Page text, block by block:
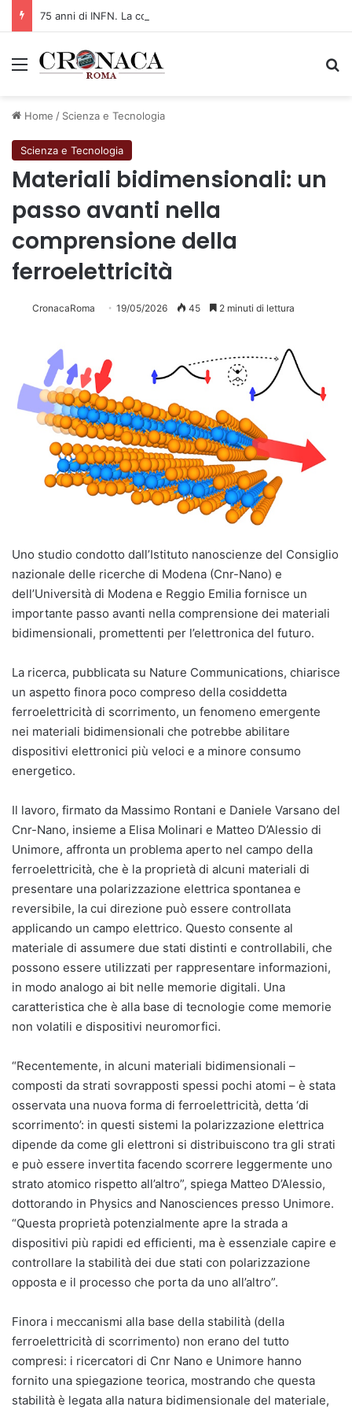
Menu
Home / Scienza e Tecnologia
Scienza e Tecnologia
Materiali bidimensionali: un
passo avanti nella
comprensione della
ferroelettricità
CronacaRoma 19/05/2026 45 2 minuti di lettura
Uno studio condotto dall’Istituto nanoscienze del Consiglio
nazionale delle ricerche di Modena (Cnr-Nano) e
dell’Università di Modena e Reggio Emilia fornisce un
importante passo avanti nella comprensione dei materiali
bidimensionali, promettenti per l’elettronica del futuro.
La ricerca, pubblicata su Nature Communications, chiarisce
un aspetto finora poco compreso della cosiddetta
ferroelettricità di scorrimento, un fenomeno emergente
nei materiali bidimensionali che potrebbe abilitare
dispositivi elettronici più veloci e a minore consumo
energetico.
Il lavoro, firmato da Massimo Rontani e Daniele Varsano del
Cnr-Nano, insieme a Elisa Molinari e Matteo D’Alessio di
Unimore, affronta un problema aperto nel campo della
ferroelettricità, che è la proprietà di alcuni materiali di
presentare una polarizzazione elettrica spontanea e
reversibile, la cui direzione può essere controllata
applicando un campo elettrico. Questo consente al
materiale di assumere due stati distinti e controllabili, che
possono essere utilizzati per rappresentare informazioni,
in modo analogo ai bit nelle memorie digitali. Una
caratteristica che è alla base di tecnologie come memorie
non volatili e dispositivi neuromorfici.
“Recentemente, in alcuni materiali bidimensionali –
composti da strati sovrapposti spessi pochi atomi – è stata
osservata una nuova forma di ferroelettricità, detta ‘di
scorrimento’: in questi sistemi la polarizzazione elettrica
dipende da come gli elettroni si distribuiscono tra gli strati
e può essere invertita facendo scorrere leggermente uno
strato atomico rispetto all’altro”, spiega Matteo D’Alessio,
dottorando in Physics and Nanosciences presso Unimore.
“Questa proprietà potenzialmente apre la strada a
dispositivi più rapidi ed efficienti, ma è essenziale capire e
controllare la stabilità dei due stati con polarizzazione
opposta e il processo che porta da uno all’altro”.
Finora i meccanismi alla base della stabilità (della
ferroelettricità di scorrimento) non erano del tutto
compresi: i ricercatori di Cnr Nano e Unimore hanno
fornito una spiegazione teorica, mostrando che questa
stabilità è legata alla natura bidimensionale del materiale,